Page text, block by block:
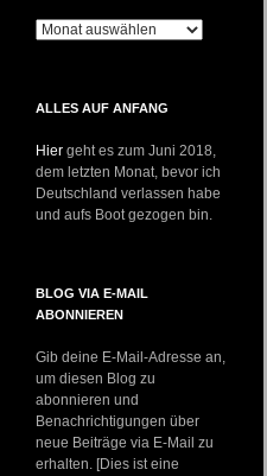
Archive
ALLES AUF ANFANG
Hier geht es zum Juni 2018,
dem letzten Monat, bevor ich
Deutschland verlassen habe
und aufs Boot gezogen bin.
BLOG VIA E-MAIL
ABONNIEREN
Gib deine E-Mail-Adresse an,
um diesen Blog zu
abonnieren und
Benachrichtigungen über
neue Beiträge via E-Mail zu
erhalten. [Dies ist eine